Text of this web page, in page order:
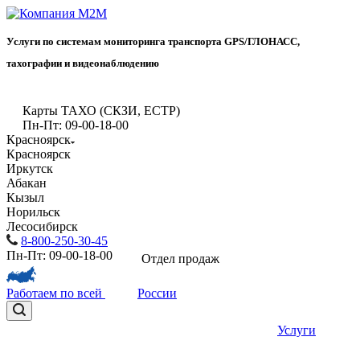
Услуги по системам мониторинга транспорта GPS/ГЛОНАСС,
тахографии и видеонаблюдению
Карты ТАХО (СКЗИ, ЕСТР)
Пн-Пт: 09-00-18-00
Красноярск
Красноярск
Иркутск
Абакан
Кызыл
Норильск
Лесосибирск
8-800-250-30-45
Пн-Пт: 09-00-18-00
Отдел продаж
Работаем по всей России
Услуги